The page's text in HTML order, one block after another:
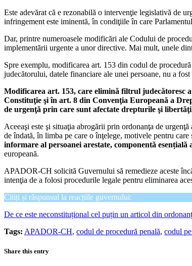
Este adevărat că e rezonabilă o intervenţie legislativă de
infringement este iminentă, în condiţiile în care
Dar, printre numeroasele modificări ale Codului de
implementării urgente a unor directive. Mai mult, unele
Spre exemplu, modificarea art. 153 din codul de
judecătorului, datele financiare ale unei persoane, nu a
Modificarea art. 153, care elimină filtrul judecătoresc
Constituţie şi în art. 8 din Convenţia Europeană a
de urgenţă prin care sunt afectate drepturile şi
Aceeaşi este şi situaţia abrogării prin ordonanţa de
de îndată, în limba pe care o înţelege, motivele pentru care
informare al persoanei arestate, componentă
europeană.
APADOR-CH solicită Guvernului să remedieze aceste
intenţia de a folosi procedurile legale pentru eliminarea
Citiți și răspunsul la reacțiile guvernului:
De ce este neconstituțional cel puțin un articol din
Tags: APADOR-CH, codul de procedură penală, codul
Share this entry